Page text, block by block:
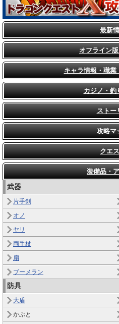
最新
オフライン
キャラ情報・職業
カジノ・釣
ストー
攻略マ
クエ
装備品・
武器
片手剣
オノ
ヤリ
両手杖
扇
ブーメラン
防具
大盾
かぶと